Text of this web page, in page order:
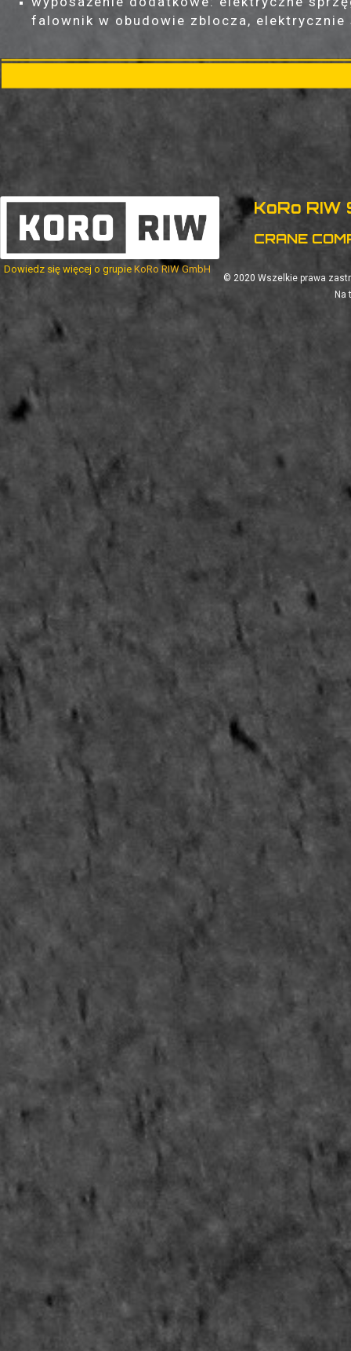
falownik w obudowie zblocza,
Dowiedz się więcej o grupie KoRo RIW GmbH
KoRo RIW
CRANE
© 2020 Wszelkie prawa
Na